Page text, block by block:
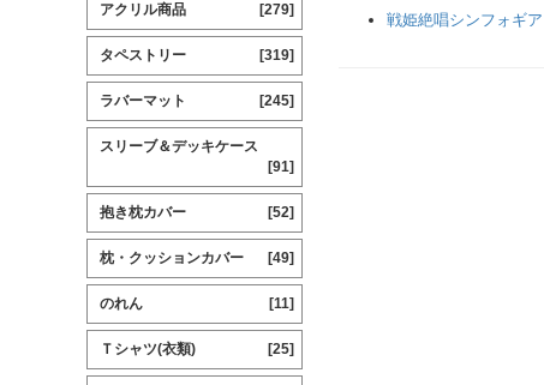
戦姫絶唱シンフォギア
アクリル商品 [279]
タペストリー [319]
ラバーマット [245]
スリーブ＆デッキケース
[91]
抱き枕カバー [52]
枕・クッションカバー [49]
のれん [11]
Ｔシャツ(衣類) [25]